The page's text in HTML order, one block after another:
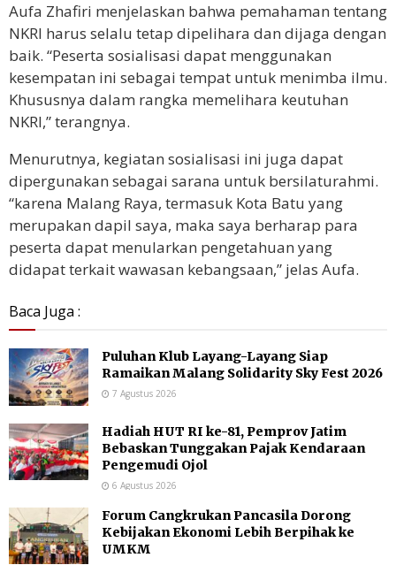
Aufa Zhafiri menjelaskan bahwa pemahaman tentang
NKRI harus selalu tetap dipelihara dan dijaga dengan
baik. “Peserta sosialisasi dapat menggunakan
kesempatan ini sebagai tempat untuk menimba ilmu.
Khususnya dalam rangka memelihara keutuhan
NKRI,” terangnya.
Menurutnya, kegiatan sosialisasi ini juga dapat
dipergunakan sebagai sarana untuk bersilaturahmi.
“karena Malang Raya, termasuk Kota Batu yang
merupakan dapil saya, maka saya berharap para
peserta dapat menularkan pengetahuan yang
didapat terkait wawasan kebangsaan,” jelas Aufa.
Baca Juga :
Puluhan Klub Layang-Layang Siap
Ramaikan Malang Solidarity Sky Fest 2026
7 Agustus 2026
Hadiah HUT RI ke-81, Pemprov Jatim
Bebaskan Tunggakan Pajak Kendaraan
Pengemudi Ojol
6 Agustus 2026
Forum Cangkrukan Pancasila Dorong
Kebijakan Ekonomi Lebih Berpihak ke
UMKM